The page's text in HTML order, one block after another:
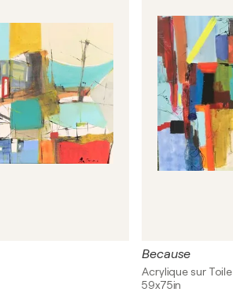
Because
Acrylique sur Toile
59x75in